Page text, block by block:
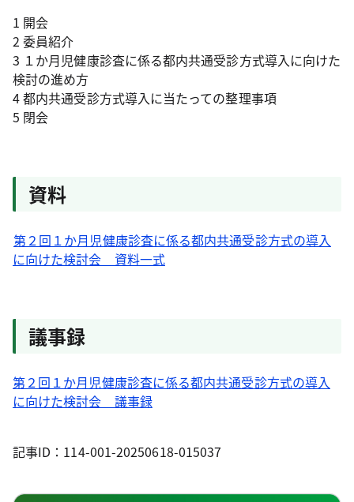
1 開会
2 委員紹介
3 １か月児健康診査に係る都内共通受診方式導入に向けた
検討の進め方
4 都内共通受診方式導入に当たっての整理事項
5 閉会
資料
第２回１か月児健康診査に係る都内共通受診方式の導入
に向けた検討会 資料一式
議事録
第２回１か月児健康診査に係る都内共通受診方式の導入
に向けた検討会 議事録
記事ID：114-001-20250618-015037